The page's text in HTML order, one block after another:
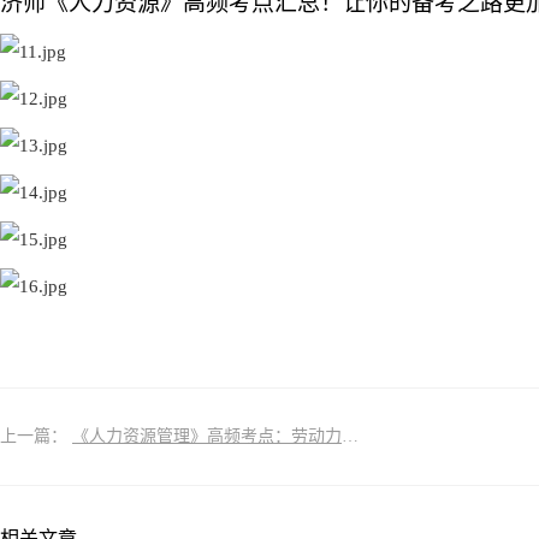
上一篇： 《人力资源管理》高频考点：劳动力市场高频考点